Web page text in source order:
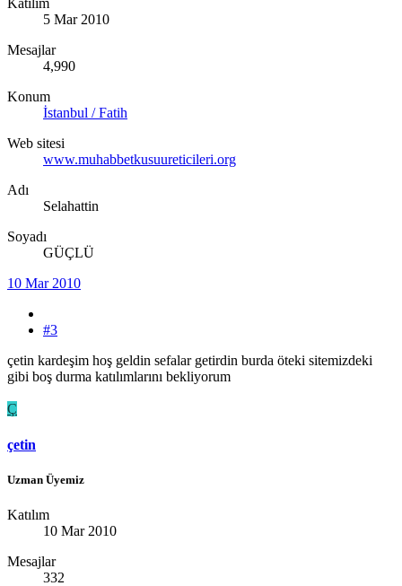
Katılım
5 Mar 2010
Mesajlar
4,990
Konum
İstanbul / Fatih
Web sitesi
www.muhabbetkusuureticileri.org
Adı
Selahattin
Soyadı
GÜÇLÜ
10 Mar 2010
#3
çetin kardeşim hoş geldin sefalar getirdin burda öteki sitemizdeki
gibi boş durma katılımlarını bekliyorum
Ç
çetin
Uzman Üyemiz
Katılım
10 Mar 2010
Mesajlar
332